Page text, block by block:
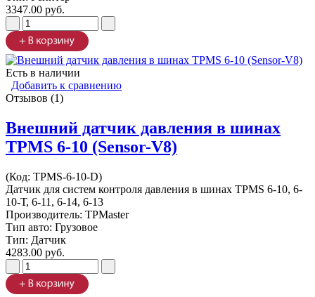
3347.00 руб.
Есть в наличии
Добавить к сравнению
Отзывов (1)
Внешний датчик давления в шинах
TPMS 6-10 (Sensor-V8)
(Код: TPMS-6-10-D)
Датчик для систем контроля давления в шинах TPMS 6-10, 6-
10-Т, 6-11, 6-14, 6-13
Производитель: TPMaster
Тип авто: Грузовое
Тип: Датчик
4283.00 руб.